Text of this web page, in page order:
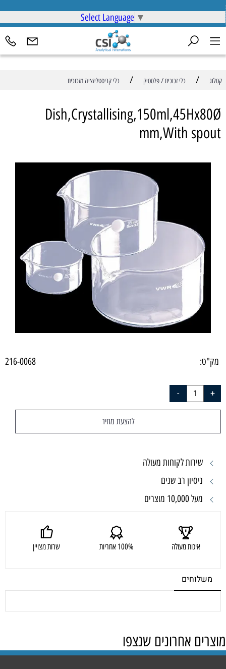
Select Language ▼
קטלוג / כלי זכוכית / פלסטיק / כלי קריסטליזציה מזכוכית
Dish,Crystallising,150ml,45Hx80Ø
mm,With spout
מק"ט: 216-0068
להצעת מחיר
שירות לקוחות מעולה
ניסיון רב שנים
מעל 10,000 מוצרים
איכות מעולה 100% אחריות שרות מצויין
משלוחים
מוצרים אחרונים שנצפו